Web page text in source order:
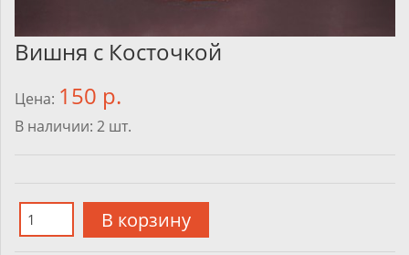
Вишня с Косточкой
Цена: 150 р.
В наличии: 2 шт.